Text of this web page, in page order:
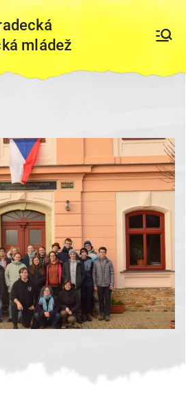
mládež